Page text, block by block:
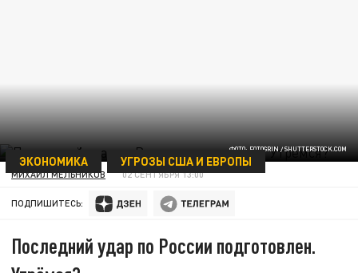
ФОТО: FOTOGRIN / SHUTTERSTOCK.COM
ЭКОНОМИКА УГРОЗЫ США И ЕВРОПЫ
МИХАИЛ МЕЛЬНИКОВ 02 СЕНТЯБРЯ 13:00
ПОДПИШИТЕСЬ:
Последний удар по России подготовлен.